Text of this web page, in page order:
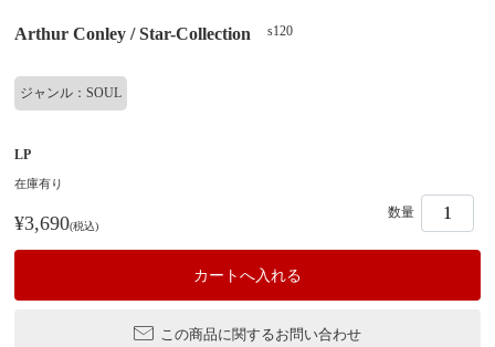
Arthur Conley / Star-Collection s120
ジャンル：SOUL
LP
在庫有り
¥3,690(税込)
数量
この商品に関するお問い合わせ